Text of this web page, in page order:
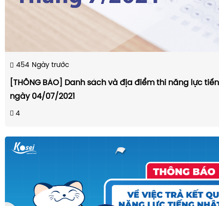
454 Ngày trước
[THÔNG BÁO] Danh sách và địa điểm thi năng lực
ngày 04/07/2021
4